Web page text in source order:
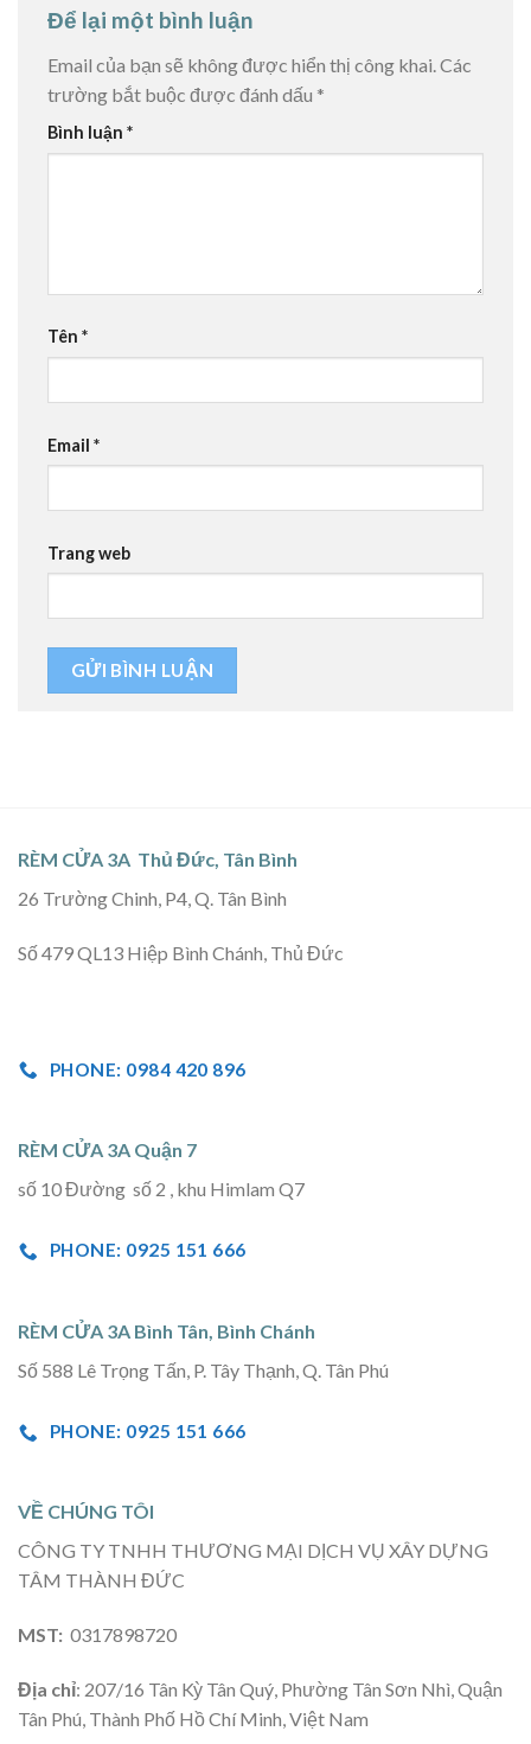
Để lại một bình luận
Email của bạn sẽ không được hiển thị công khai.Các
trường bắt buộc được đánh dấu *
Bình luận *
Tên *
Email *
Trang web
RÈM CỬA 3A Thủ Đức, Tân Bình
26 Trường Chinh, P4, Q. Tân Bình
Số 479 QL13 Hiệp Bình Chánh, Thủ Đức
PHONE: 0984 420 896
RÈM CỬA 3A Quận 7
số 10 Đường số 2 , khu Himlam Q7
PHONE: 0925 151 666
RÈM CỬA 3A Bình Tân, Bình Chánh
Số 588 Lê Trọng Tấn, P. Tây Thạnh, Q. Tân Phú
PHONE: 0925 151 666
VỀ CHÚNG TÔI
CÔNG TY TNHH THƯƠNG MẠI DỊCH VỤ XÂY DỰNG
TÂM THÀNH ĐỨC
MST: 0317898720
Địa chỉ: 207/16 Tân Kỳ Tân Quý, Phường Tân Sơn Nhì, Quận
Tân Phú, Thành Phố Hồ Chí Minh, Việt Nam